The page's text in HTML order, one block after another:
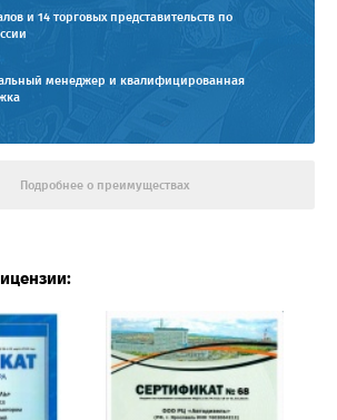
и 14 торговых представительств по
менеджер и квалифицированная
Подробнее о преимуществах